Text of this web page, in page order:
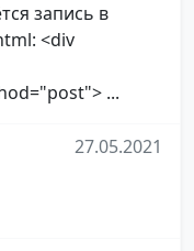
запись в
<div
...
27.05.2021